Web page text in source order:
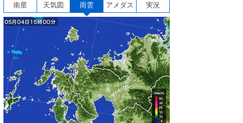
衛星 天気図 雨雲 アメダス 実況